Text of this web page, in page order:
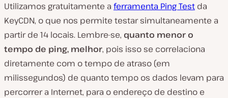
Utilizamos gratuitamente a ferramenta Ping Test da
KeyCDN, o que nos permite testar simultaneamente a
partir de 14 locais. Lembre-se, quanto menor o
tempo de ping, melhor, pois isso se correlaciona
diretamente com o tempo de atraso (em
milissegundos) de quanto tempo os dados levam para
percorrer a Internet, para o endereço de destino e